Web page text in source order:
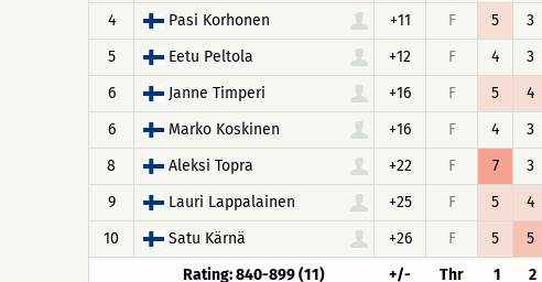
4
Pasi Korhonen +11 F 5 3
5
Eetu Peltola +12 F 4 3
6
Janne Timperi +16 F 5 4
6
Marko Koskinen +16 F 4 3
8
Aleksi Topra +22 F 7 3
9
Lauri Lappalainen +25 F 5 4
10
Satu Kärnä +26 F 5 5
Rating: 840-899 (11)
+/- Thr 1 2